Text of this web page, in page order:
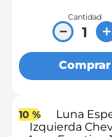
Cantidad
＋
－
Comprar
10 %